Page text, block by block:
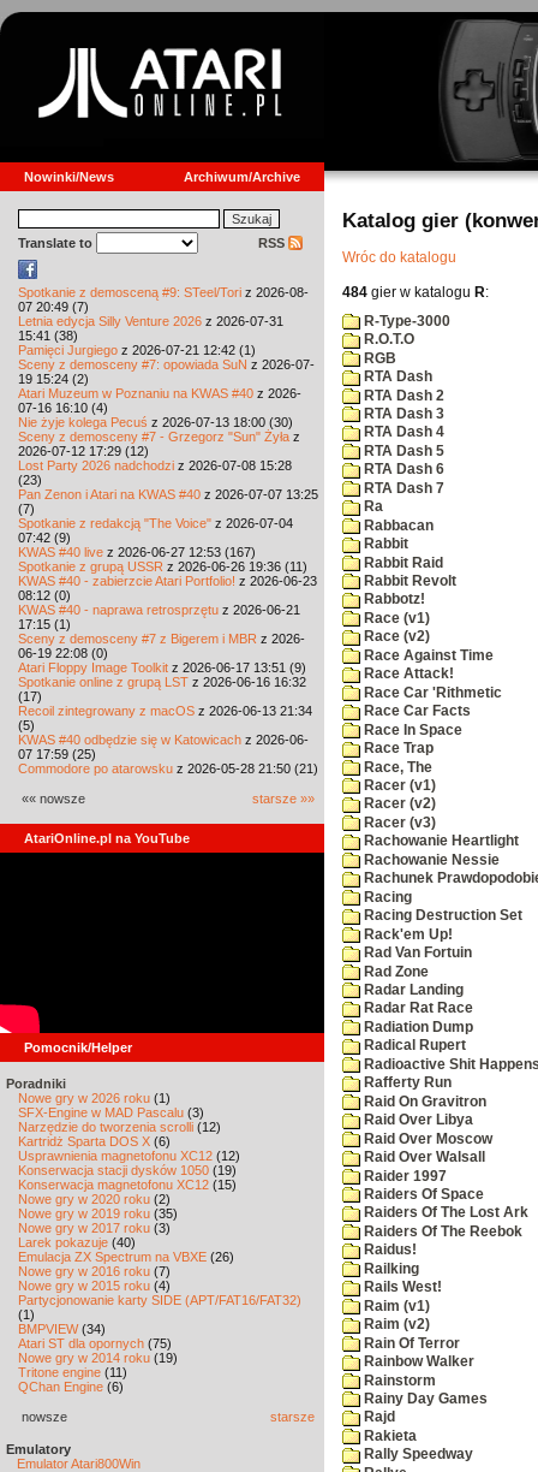
Nowinki/News Archiwum/Archive
Translate to RSS
Spotkanie z demosceną #9: STeel/Tori z 2026-08-
07 20:49 (7)
Letnia edycja Silly Venture 2026 z 2026-07-31
15:41 (38)
Pamięci Jurgiego z 2026-07-21 12:42 (1)
Sceny z demosceny #7: opowiada SuN z 2026-07-
19 15:24 (2)
Atari Muzeum w Poznaniu na KWAS #40 z 2026-
07-16 16:10 (4)
Nie żyje kolega Pecuś z 2026-07-13 18:00 (30)
Sceny z demosceny #7 - Grzegorz "Sun" Żyła z
2026-07-12 17:29 (12)
Lost Party 2026 nadchodzi z 2026-07-08 15:28
(23)
Pan Zenon i Atari na KWAS #40 z 2026-07-07 13:25
(7)
Spotkanie z redakcją "The Voice" z 2026-07-04
07:42 (9)
KWAS #40 live z 2026-06-27 12:53 (167)
Spotkanie z grupą USSR z 2026-06-26 19:36 (11)
KWAS #40 - zabierzcie Atari Portfolio! z 2026-06-23
08:12 (0)
KWAS #40 - naprawa retrosprzętu z 2026-06-21
17:15 (1)
Sceny z demosceny #7 z Bigerem i MBR z 2026-
06-19 22:08 (0)
Atari Floppy Image Toolkit z 2026-06-17 13:51 (9)
Spotkanie online z grupą LST z 2026-06-16 16:32
(17)
Recoil zintegrowany z macOS z 2026-06-13 21:34
(5)
KWAS #40 odbędzie się w Katowicach z 2026-06-
07 17:59 (25)
Commodore po atarowsku z 2026-05-28 21:50 (21)
«« nowsze starsze »»
AtariOnline.pl na YouTube
Pomocnik/Helper
Poradniki
Nowe gry w 2026 roku (1)
SFX-Engine w MAD Pascalu (3)
Narzędzie do tworzenia scrolli (12)
Kartridż Sparta DOS X (6)
Usprawnienia magnetofonu XC12 (12)
Konserwacja stacji dysków 1050 (19)
Konserwacja magnetofonu XC12 (15)
Nowe gry w 2020 roku (2)
Nowe gry w 2019 roku (35)
Nowe gry w 2017 roku (3)
Larek pokazuje (40)
Emulacja ZX Spectrum na VBXE (26)
Nowe gry w 2016 roku (7)
Nowe gry w 2015 roku (4)
Partycjonowanie karty SIDE (APT/FAT16/FAT32)
(1)
BMPVIEW(34)
Atari ST dla opornych (75)
Nowe gry w 2014 roku (19)
Tritone engine (11)
QChan Engine (6)
nowsze starsze
Emulatory
Emulator Atari800Win
Katalog gier
Wróc do katalogu
484 gier w katalogu R:
R-Type-3000
R.O.T.O
RGB
RTA Dash
RTA Dash 2
RTA Dash 3
RTA Dash 4
RTA Dash 5
RTA Dash 6
RTA Dash 7
Ra
Rabbacan
Rabbit
Rabbit Raid
Rabbit Revolt
Rabbotz!
Race (v1)
Race (v2)
Race Against Time
Race Attack!
Race Car 'Rithmetic
Race Car Facts
Race In Space
Race Trap
Race, The
Racer (v1)
Racer (v2)
Racer (v3)
Rachowanie Heartlight
Rachowanie Nessie
Rachunek
Racing
Racing Destruction Set
Rack'em Up!
Rad Van Fortuin
Rad Zone
Radar Landing
Radar Rat Race
Radiation Dump
Radical Rupert
Radioactive Shit
Rafferty Run
Raid On Gravitron
Raid Over Libya
Raid Over Moscow
Raid Over Walsall
Raider 1997
Raiders Of Space
Raiders Of The Lost Ark
Raiders Of The Reebok
Raidus!
Railking
Rails West!
Raim (v1)
Raim (v2)
Rain Of Terror
Rainbow Walker
Rainstorm
Rainy Day Games
Rajd
Rakieta
Rally Speedway